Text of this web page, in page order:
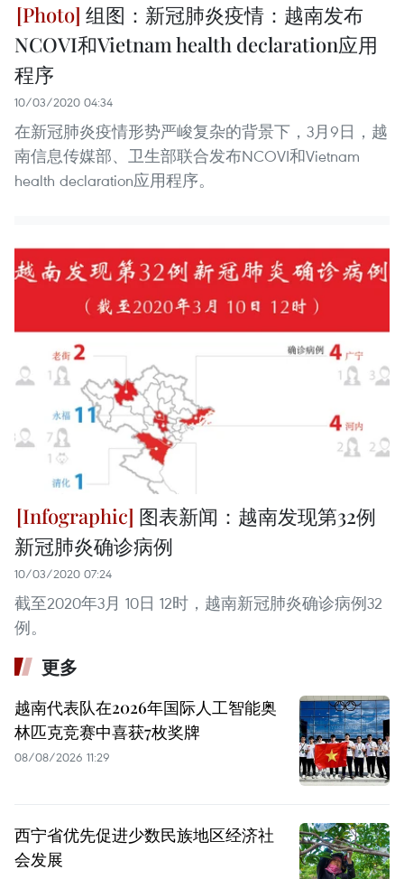
组图：新冠肺炎疫情：越南发布
NCOVI和Vietnam health declaration应用
程序
10/03/2020 04:34
在新冠肺炎疫情形势严峻复杂的背景下，3月9日，越
南信息传媒部、卫生部联合发布NCOVI和Vietnam
health declaration应用程序。
图表新闻：越南发现第32例
新冠肺炎确诊病例
10/03/2020 07:24
截至2020年3月 10日 12时，越南新冠肺炎确诊病例32
例。
更多
越南代表队在2026年国际人工智能奥
林匹克竞赛中喜获7枚奖牌
08/08/2026 11:29
西宁省优先促进少数民族地区经济社
会发展